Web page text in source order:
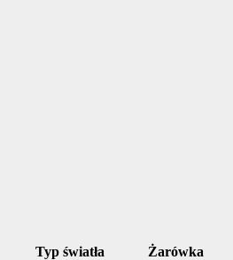
Typ światła Żarówka